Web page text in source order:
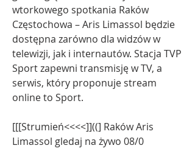
wtorkowego spotkania Raków
Częstochowa – Aris Limassol będzie
dostępna zarówno dla widzów w
telewizji, jak i internautów. Stacja TVP
Sport zapewni transmisję w TV, a
serwis, który proponuje stream
online to Sport.
[[[Strumień<<<<]]((] Raków Aris
Limassol gledaj na żywo 08/0